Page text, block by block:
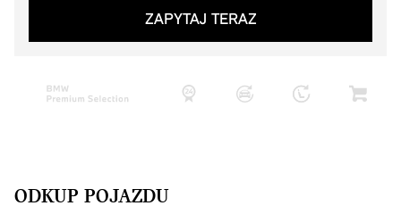
ZAPYTAJ TERAZ
ODKUP POJAZDU